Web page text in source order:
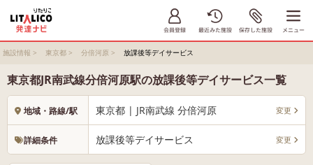
施設情報 > 東京都 > 分倍河原 > 放課後等デイサービス
東京都JR南武線分倍河原駅の放課後等デイサービス一覧
地域・路線/駅 東京都 | JR南武線 分倍河原 変更
詳細条件 放課後等デイサービス 変更